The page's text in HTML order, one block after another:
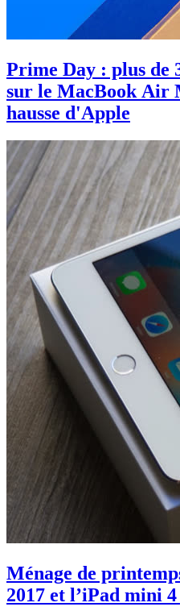
Prime Day : plus de
sur le MacBook Air
hausse d'Apple
Ménage de
2017 et l’iPad mini